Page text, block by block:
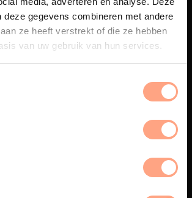
deze gegevens combineren met andere
ze heeft verstrekt of die ze hebben
van uw gebruik van hun services.
handgemaakte
waar Nederlands
afgewerkt met